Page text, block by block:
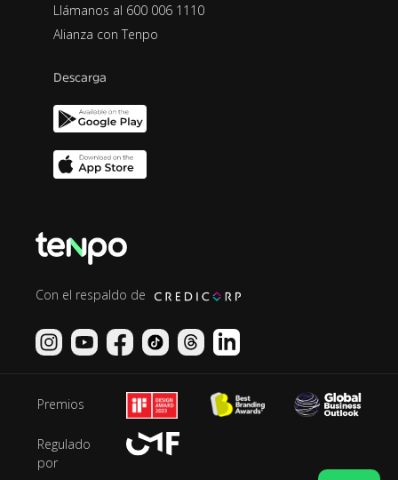
Llámanos al 600 006 1110
Alianza con Tenpo
Descarga
Con el respaldo de
Premios
Regulado
por